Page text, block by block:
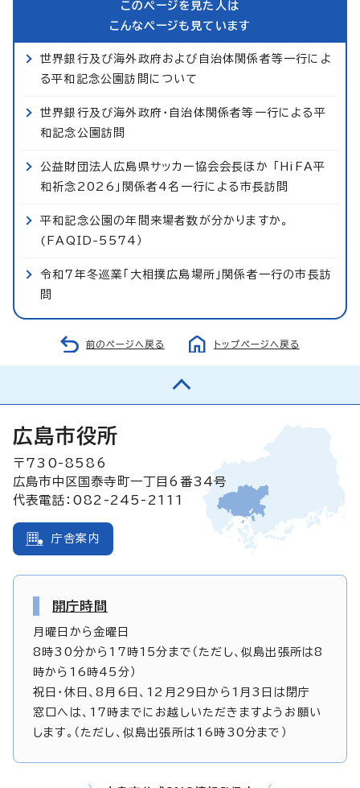
このページを見た人は
こんなページも見ています
世界銀行及び海外政府および自治体関係者等一行によ
る平和記念公園訪問について
世界銀行及び海外政府・自治体関係者等一行による平
和記念公園訪問
公益財団法人広島県サッカー協会会長ほか 「HiFA平
和祈念2026」関係者4名一行による市長訪問
平和記念公園の年間来場者数が分かりますか。
(FAQID-5574）
令和7年冬巡業「大相撲広島場所」関係者一行の市長訪
問
前のページへ戻る トップページへ戻る
広島市役所
〒730-8586
広島市中区国泰寺町一丁目6番34号
代表電話：082-245-2111
庁舎案内
開庁時間
月曜日から金曜日
8時30分から17時15分まで（ただし、似島出張所は8
時から16時45分）
祝日・休日、8月6日、12月29日から1月3日は閉庁
窓口へは、17時までにお越しいただきますようお願い
します。（ただし、似島出張所は16時30分まで）